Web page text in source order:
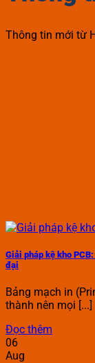
Thông tin mới từ
Giải pháp kệ kho
đại
Bảng mạch in
thành nên mọi [...]
Đọc thêm
06
Aug